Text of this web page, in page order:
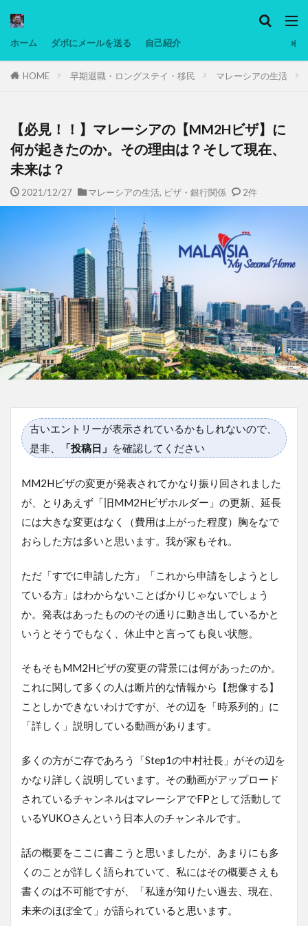
ホーム ダボにメールを送る 自己紹介
HOME 早期退職・ロングステイ・移民 マレーシアの生活
【必見！！】マレーシアの【MM2Hビザ】に
何が起きたのか。その理由は？そして現在、
未来は？
2021/12/27 マレーシアの生活, ビザ・銀行関係 2件
古いエントリーが表示されているかもしれないので、
是非、
「投稿日」 を確認してください
MM2Hビザの変更が発表されてかなり振り回されました
が、とりあえず「旧MM2Hビザホルダー」の更新、延長
には大きな変更はなく（費用は上がった程度）胸をなで
おらした方は多いと思います。我が家もそれ。
ただ「すでに申請した方」「これから申請をしようとし
ている方」はわからないことばかりじゃないでしょう
か。発表はあったもののその通りに動き出しているかと
いうとそうでもなく、休止中と言っても良い状態。
そもそもMM2Hビザの変更の背景には何があったのか。
これに関して多くの人は断片的な情報から【想像する】
ことしかできないわけですが、その辺を「時系列的」に
「詳しく」説明している動画があります。
多くの方がご存であろう「Step1の中村社長」がその辺を
かなり詳しく説明しています。その動画がアップロード
されているチャンネルはマレーシアでFPとして活動して
いるYUKOさんという日本人のチャンネルです。
話の概要をここに書こうと思いましたが、あまりにも多
くのことが詳しく語られていて、私にはその概要さえも
書くのは不可能ですが、「私達が知りたい過去、現在、
未来のほぼ全て」が語られていると思います。
タグ
ヨーグルト
低温調理・スロークッカー
低糖質ダイ
備忘録
動画 日本人村社会 脱水シート